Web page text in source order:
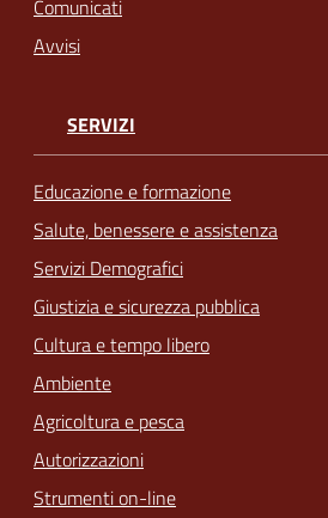
Comunicati
Avvisi
SERVIZI
Educazione e formazione
Salute, benessere e assistenza
Servizi Demografici
Giustizia e sicurezza pubblica
Cultura e tempo libero
Ambiente
Agricoltura e pesca
Autorizzazioni
Strumenti on-line